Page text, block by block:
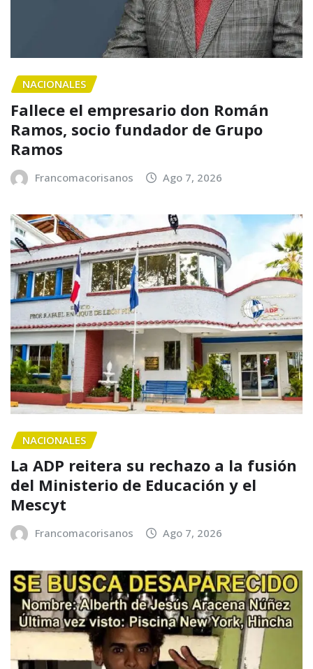
NACIONALES
Fallece el empresario don Román
Ramos, socio fundador de Grupo
Ramos
Francomacorisanos Ago 7, 2026
NACIONALES
La ADP reitera su rechazo a la fusión
del Ministerio de Educación y el
Mescyt
Francomacorisanos Ago 7, 2026